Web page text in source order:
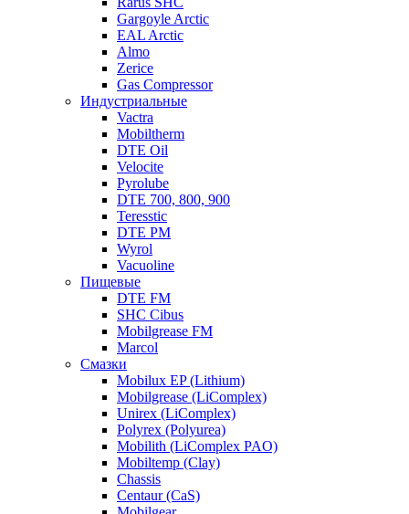
Gargoyle Arctic
EAL Arctic
Almo
Zerice
Gas Compressor
Индустриальные
Vactra
Mobiltherm
DTE Oil
Velocite
Pyrolube
DTE 700, 800, 900
Teresstic
DTE PM
Wyrol
Vacuoline
Пищевые
DTE FM
SHC Cibus
Mobilgrease FM
Marcol
Смазки
Mobilux EP (Lithium)
Mobilgrease (LiComplex)
Unirex (LiComplex)
Polyrex (Polyurea)
Mobilith (LiComplex PAO)
Mobiltemp (Clay)
Chassis
Centaur (CaS)